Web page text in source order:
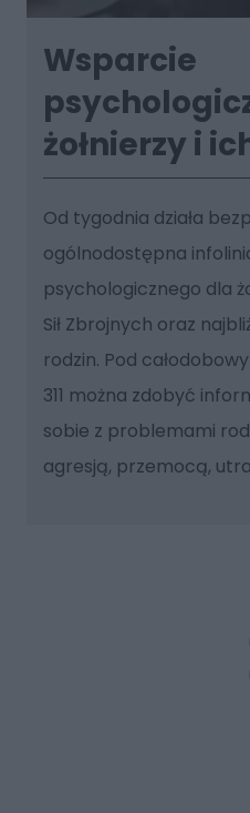
Wsparcie
żołnierzy i
Od tygodnia działa
ogólnodostępna
psychologicznego dla
Sił Zbrojnych oraz
rodzin. Pod
311 można zdobyć
sobie z problemami
agresją, przemocą,